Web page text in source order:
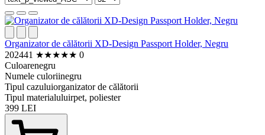
Organizator de călătorii XD-Design Passport Holder, Negru
202441 ★★★★★ 0
Culoarenegru
Numele culoriinegru
Tipul cazuluiorganizator de călătorii
Tipul materialuluirpet, poliester
399 LEI